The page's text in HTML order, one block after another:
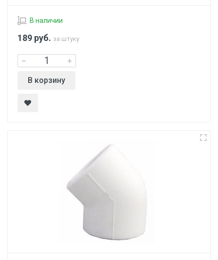
В наличии
189 руб. за штуку
В корзину